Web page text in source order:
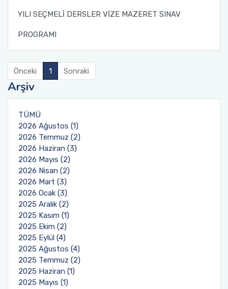
YILI SEÇMELİ DERSLER VİZE MAZERET SINAV
PROGRAMI
Önceki 1 Sonraki
Arşiv
TÜMÜ
2026 Ağustos (1)
2026 Temmuz (2)
2026 Haziran (3)
2026 Mayıs (2)
2026 Nisan (2)
2026 Mart (3)
2026 Ocak (3)
2025 Aralık (2)
2025 Kasım (1)
2025 Ekim (2)
2025 Eylül (4)
2025 Ağustos (4)
2025 Temmuz (2)
2025 Haziran (1)
2025 Mayıs (1)
Öğrenci Toplulukları